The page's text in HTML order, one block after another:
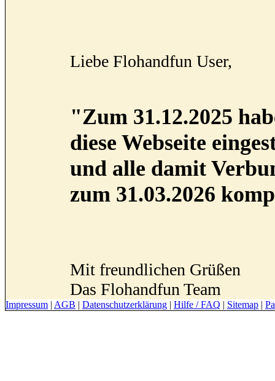
Liebe Flohandfun User,
"Zum 31.12.2025
diese Webseite
und alle damit
zum 31.03.2026
Mit freundlichen Grüßen
Das Flohandfun Team
Impressum | AGB | Datenschutzerklärung | Hilfe / FAQ | Sitemap |